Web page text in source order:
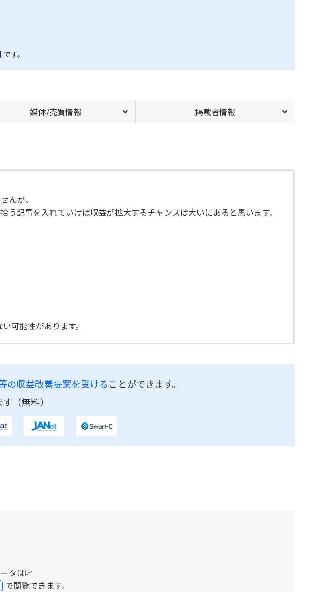
す。
媒体/売買情報 掲載者情報
んが、
記事を入れていけば収益が拡大するチャンスは大いにあると思います。
可能性があります。
の収益改善提案を受ける ことができます。
（無料）
タは📈
で閲覧できます。